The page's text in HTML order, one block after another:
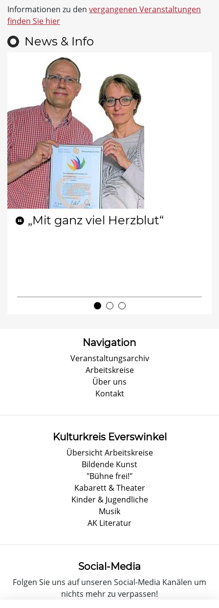
Informationen zu den vergangenen Veranstaltungen
finden Sie hier
News & Info
„Mit ganz viel Herzblut“
Navigation
Veranstaltungsarchiv
Arbeitskreise
Über uns
Kontakt
Kulturkreis Everswinkel
Übersicht Arbeitskreise
Bildende Kunst
"Bühne frei!"
Kabarett & Theater
Kinder & Jugendliche
Musik
AK Literatur
Social-Media
Folgen Sie uns auf unseren Social-Media Kanälen um
nichts mehr zu verpassen!